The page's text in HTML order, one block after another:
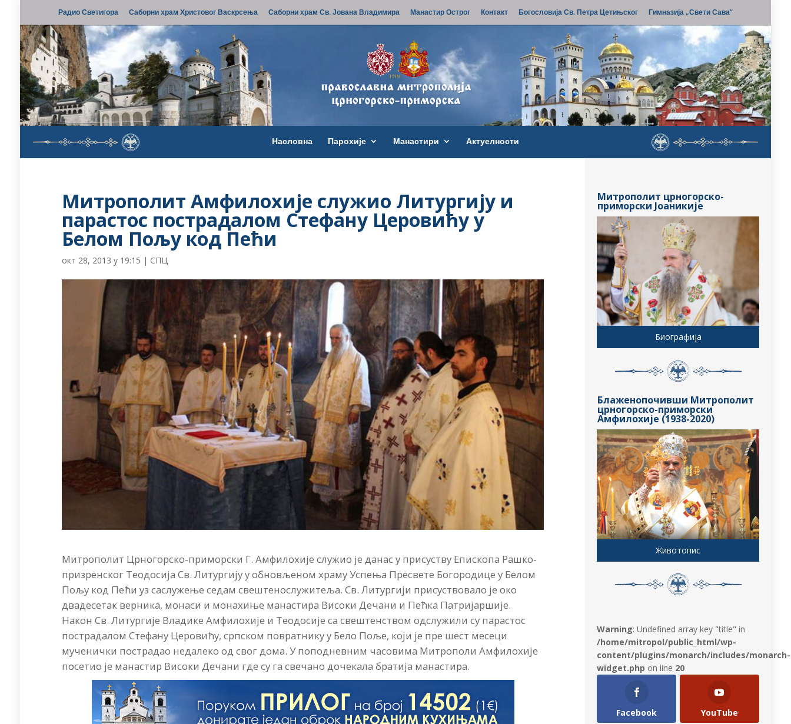
Радио Светигора Саборни храм Христовог Васкрсења Саборни храм Св. Јована Владимира Манастир Острог Контакт Богословија Св. Петра Цетињског Гимназија „Свети Сава“
Насловна Парохије Манастири Актуелности
Митрополит Амфилохије служио Литургију и
парастос пострадалом Стефану Церовићу у
Белом Пољу код Пећи
окт 28, 2013 у 19:15 | СПЦ
Митрополит Црногорско-приморски Г. Амфилохије служио је данас у присуству Епископа Рашко-
призренског Теодосија Св. Литургију у обновљеном храму Успења Пресвете Богородице у Белом
Пољу код Пећи уз саслужење седам свештенослужитеља. Св. Литургији присуствовало је око
двадесетак верника, монаси и монахиње манастира Високи Дечани и Пећка Патријаршије.
Након Св. Литургије Владике Амфилохије и Теодосије са свештенством одслужили су парастос
пострадалом Стефану Церовићу, српском повратнику у Бело Поље, који је пре шест месеци
мученички пострадао недалеко од свог дома. У поподневним часовима Митрополи Амфилохије
посетио је манастир Високи Дечани где су га свечано дочекала братија манастира.
Митрополит црногорско-
приморски Јоаникије
Биографија
Блаженопочивши Митрополит
црногорско-приморски
Амфилохије (1938-2020)
Животопис
Warning: Undefined array key "title" in
/home/mitropol/public_html/wp-
content/plugins/monarch/includes/monarch-
widget.php on line 20
Facebook YouTube